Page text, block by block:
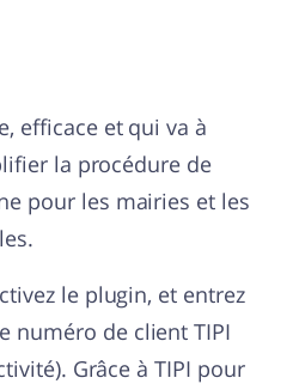
efficace et qui va à
la procédure de
pour les mairies et les
le plugin, et entrez
numéro de client TIPI
Grâce à TIPI pour